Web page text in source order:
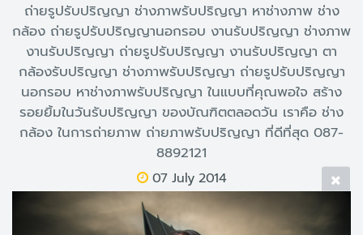
ถ่ายรูปรับปริญญา ช่างภาพรับปริญญา หาช่างภาพ ช่าง
กล้อง ถ่ายรูปรับปริญญานอกรอบ งานรับปริญญา ช่างภาพ
งานรับปริญญา ถ่ายรูปรับปริญญา งานรับปริญญา ตา
กล้องรับปริญญา ช่างภาพรับปริญญา ถ่ายรูปรับปริญญา
นอกรอบ หาช่างภาพรับปริญญา ในแบบที่คุณพอใจ สร้าง
รอยยิ้มในวันรับปริญญา ของบัณฑิตตลอดวัน เราคือ ช่าง
กล้อง ในการถ่ายภาพ ถ่ายภาพรับปริญญา ที่ดีที่สุด 087-
8892121
07 July 2014